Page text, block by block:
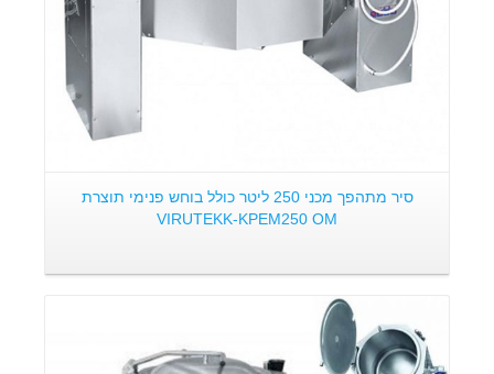
סיר מתהפך מכני 250 ליטר כולל בוחש פנימי תוצרת
VIRUTEKK-KPEM250 OM